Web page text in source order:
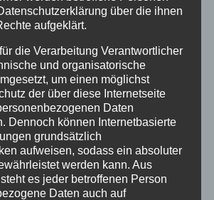
: info@deine-tanzschule.info
#deinetanzschule
#tanzodergarnicht...
über die ihnen
aufgeklärt.
die Verarbeitung Verantwortlicher
und organisatorische
um einen möglichst
der über diese Internetseite
Daten
Dennoch können Internetbasierte
grundsätzlich
aufweisen, sodass ein absoluter
werden kann. Aus
es jeder betroffenen Person
Daten auch auf